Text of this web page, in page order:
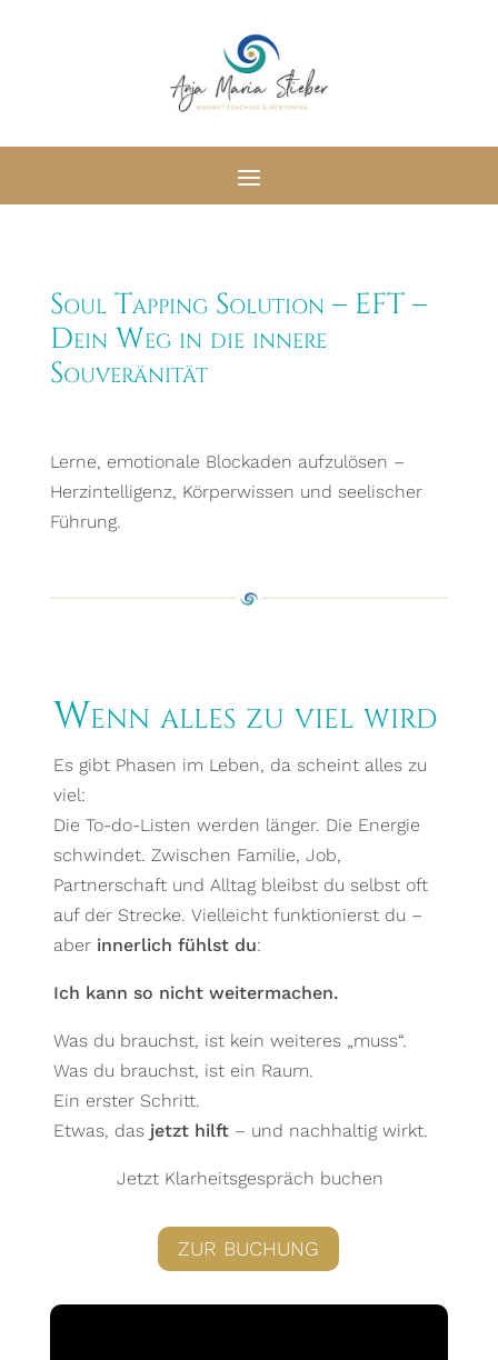
Soul Tapping Solution – EFT –
Dein Weg in die innere
Souveränität
Lerne, emotionale Blockaden aufzulösen –
Herzintelligenz, Körperwissen und seelischer
Führung.
Wenn alles zu viel wird
Es gibt Phasen im Leben, da scheint alles zu
viel:
Die To-do-Listen werden länger. Die Energie
schwindet. Zwischen Familie, Job,
Partnerschaft und Alltag bleibst du selbst oft
auf der Strecke. Vielleicht funktionierst du –
aber innerlich fühlst du:
Ich kann so nicht weitermachen.
Was du brauchst, ist kein weiteres „muss“.
Was du brauchst, ist ein Raum.
Ein erster Schritt.
Etwas, das jetzt hilft– und nachhaltig wirkt.
Jetzt Klarheitsgespräch buchen
ZUR BUCHUNG